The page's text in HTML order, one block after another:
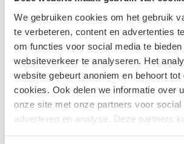
We gebruiken cookies om het gebruik
te verbeteren, content en advertenties
om functies voor social media te bieden
websiteverkeer te analyseren. Het
website gebeurt anoniem en behoort tot
cookies. Ook delen we informatie over
onze site met onze partners voor social
adverteren en analyse. Deze partners
E-mailadres*
Telefoonnummer